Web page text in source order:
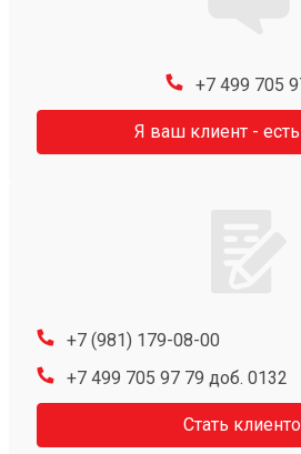
+7 499 705
Я ваш клиент -
+7 (981) 179-08-00
+7 499 705 97 79 доб. 0132
Стать